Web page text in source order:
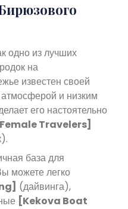
одно из лучших
на
известен своей
и низким
его настоятельно
Travelers]
база для
можете легко
(дайвинга),
[Kekova Boat